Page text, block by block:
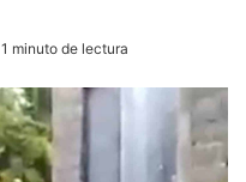
1 minuto de lectura